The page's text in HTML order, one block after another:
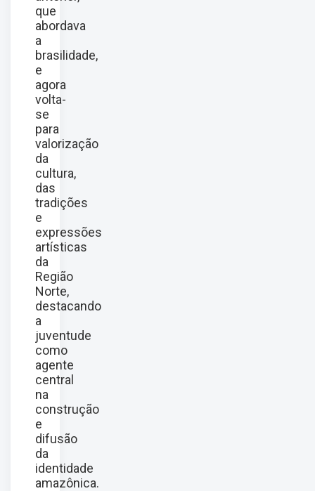
que
abordava
a
brasilidade,
e
agora
volta-
se
para
valorização
da
cultura,
das
tradições
e
expressões
artísticas
da
Região
Norte,
destacando
a
juventude
como
agente
central
na
construção
e
difusão
da
identidade
amazônica.